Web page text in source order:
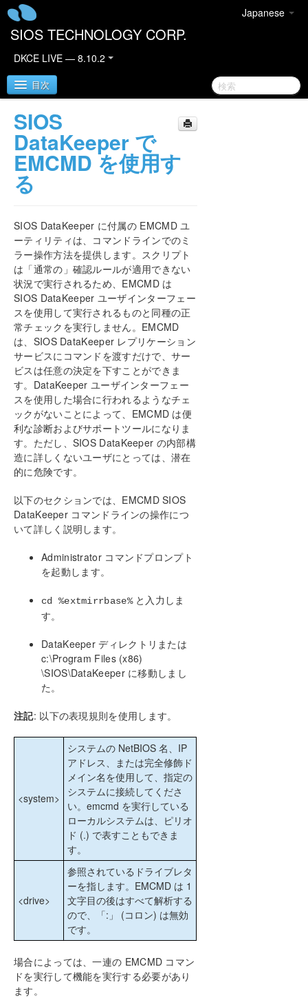
Japanese
SIOS TECHNOLOGY CORP.
DKCE LIVE — 8.10.2
目次
SIOS DataKeeper Cluster Edition
DataKeeper Cluster Editionリリースノート
DataKeeper Cluster Edition クイックスタートガイ
ド
クラウド環境における DataKeeper Cluster Edition
OCIでのSQL Server 2019 Failover Cluster
Instances (FCI)のStep by Step
DataKeeper Cluster Edition インストレーションガ
イド
DataKeeper Cluster Edition テクニカルドキュメン
テーション
ユーザインターフェース
コンポーネント
レプリケーションについて
構成
SIOS DataKeeper で EMCMD を使用する
SIOS DataKeeperでDKPwrShellを使用する
ユーザガイド
よくある質問
トラブルシューティング
プロダクトライフサイクル
SIOS
DataKeeper で
EMCMD を使用す
る
SIOS DataKeeper に付属の EMCMD ユ
ーティリティは、コマンドラインでのミ
ラー操作方法を提供します。スクリプト
は「通常の」確認ルールが適用できない
状況で実行されるため、EMCMD は
SIOS DataKeeper ユーザインターフェー
スを使用して実行されるものと同種の正
常チェックを実行しません。EMCMD
は、SIOS DataKeeper レプリケーション
サービスにコマンドを渡すだけで、サー
ビスは任意の決定を下すことができま
す。DataKeeper ユーザインターフェー
スを使用した場合に行われるようなチェ
ックがないことによって、EMCMD は便
利な診断およびサポートツールになりま
す。ただし、SIOS DataKeeper の内部構
造に詳しくないユーザにとっては、潜在
的に危険です。
以下のセクションでは、EMCMD SIOS
DataKeeper コマンドラインの操作につ
いて詳しく説明します。
Administrator コマンドプロンプト
を起動します。
cd %extmirrbase%と入力しま
す。
DataKeeper ディレクトリまたは
c:\Program Files (x86)
\SIOS\DataKeeper に移動しまし
た。
注記: 以下の表現規則を使用します。
<system>
システムの NetBIOS 名、IP
アドレス、または完全修飾ド
メイン名を使用して、指定の
システムに接続してくださ
い。emcmd を実行している
ローカルシステムは、ピリオ
ド (.) で表すこともできま
す。
<drive>
参照されているドライブレタ
ーを指します。EMCMD は 1
文字目の後はすべて解析する
ので、「:」 (コロン) は無効
です。
場合によっては、一連の EMCMD コマン
ドを実行して機能を実行する必要があり
ます。